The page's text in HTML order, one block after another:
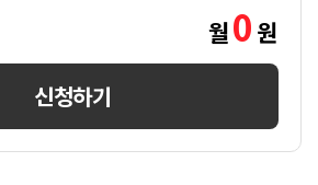
월0 원
신청하기